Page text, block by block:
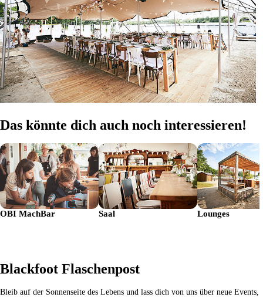
Das könnte dich auch noch interessieren!
OBI MachBar Saal Lounges
Blackfoot Flaschenpost
Bleib auf der Sonnenseite des Lebens und lass dich von uns über neue Events,